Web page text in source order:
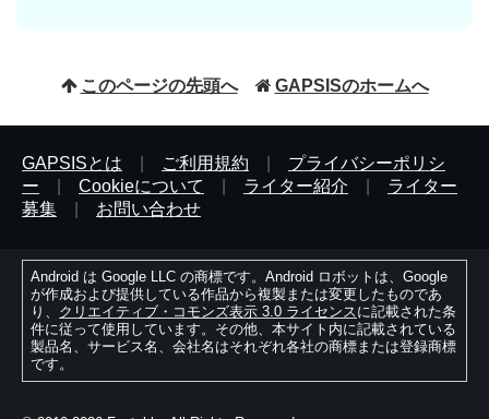
このページの先頭へ GAPSISのホームへ
GAPSISとは ご利用規約
プライバシーポリシ
ー
Cookieについて ライター紹介
ライター
募集
お問い合わせ
Android は Google LLC の商標です。Android ロボットは、Google
が作成および提供している作品から複製または変更したものであ
り、 クリエイティブ・コモンズ表示 3.0 ライセンスに記載された条
件に従って使用しています。その他、本サイト内に記載されている
製品名、サービス名、会社名はそれぞれ各社の商標または登録商標
です。